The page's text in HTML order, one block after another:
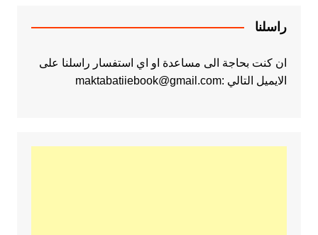
راسلنا
ان كنت بحاجة الى مساعدة او اي استفسار راسلنا على
الايميل التالي :maktabatiiebook@gmail.com